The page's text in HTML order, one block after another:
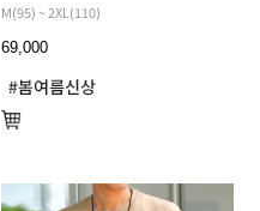
M(95) ~ 2XL(110)
69,000